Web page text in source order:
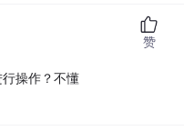
操作？不懂
赞